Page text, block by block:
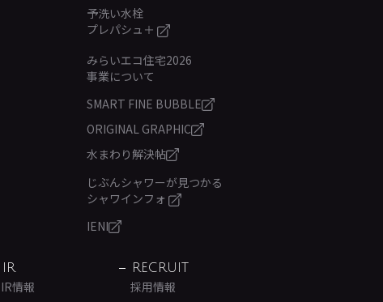
予洗い水栓
プレパシュ＋
みらいエコ住宅2026
事業について
SMART FINE BUBBLE
ORIGINAL GRAPHIC
水まわり解決帖
じぶんシャワーが見つかる
シャワインフォ
IENI
IR
IR情報
RECRUIT
採用情報